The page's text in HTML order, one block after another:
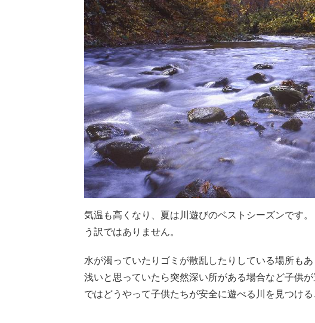
気温も高くなり、夏は川遊びのベストシーズンです
う訳ではありません。
水が濁っていたりゴミが散乱したりしている場所もあ
浅いと思っていたら突然深い所がある場合など子供が
ではどうやって子供たちが安全に遊べる川を見つけ